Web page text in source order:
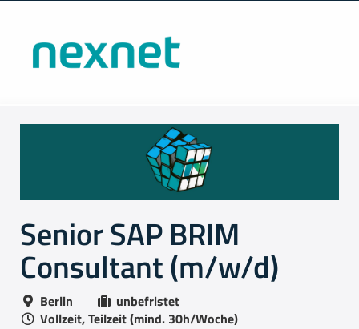
Senior SAP BRIM
Consultant (m/w/d)
Berlin
unbefristet
Vollzeit, Teilzeit (mind. 30h/Woche)